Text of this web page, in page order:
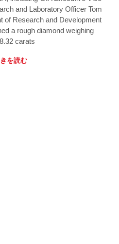
and Laboratory Officer Tom
of Research and Development
a rough diamond weighing
carats
を読む